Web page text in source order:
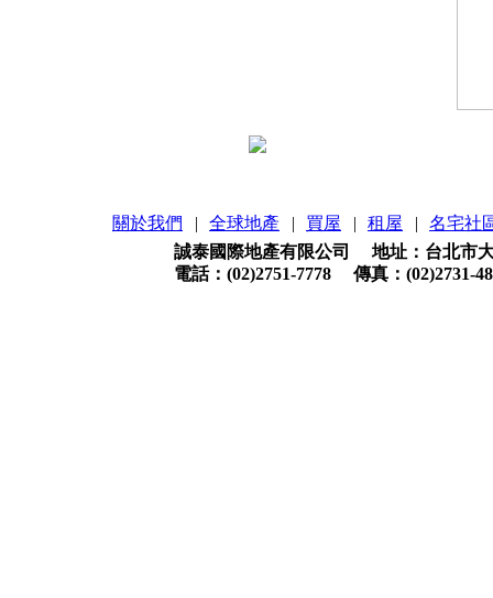
關於我們 | 全球地產 | 買屋 | 租屋 |
名宅社
誠泰國際地產有限公司 地址：台北市
電話：(02)2751-7778 傳真：(02)2731-